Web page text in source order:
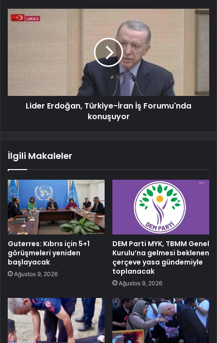
Lider Erdoğan, Türkiye-İran İş Forumu'nda
konuşuyor
İlgili Makaleler
Guterres: Kıbrıs için 5+1
görüşmeleri yeniden
başlayacak
Ağustos 9, 2026
DEM Parti MYK, TBMM Genel
Kurulu’na gelmesi beklenen
çerçeve yasa gündemiyle
toplanacak
Ağustos 9, 2026